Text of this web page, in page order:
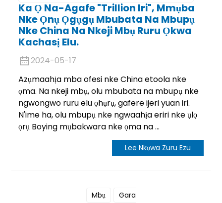
Ka Ọ Na-Agafe "trillion Iri", Mmụba
Nke Ọnụ Ọgụgụ Mbubata Na Mbupụ
Nke China Na Nkeji Mbụ Ruru Ọkwa
Kachasị Elu.
2024-05-17
Azụmaahịa mba ofesi nke China etoola nke
ọma. Na nkeji mbụ, olu mbubata na mbupụ nke
ngwongwo ruru elu ọhụrụ, gafere ijeri yuan iri.
N'ime ha, olu mbupụ nke ngwaahịa eriri nke ụlọ
ọrụ Boying mụbakwara nke ọma na ...
Lee Nkọwa Zuru Ezu
Mbụ
Gara